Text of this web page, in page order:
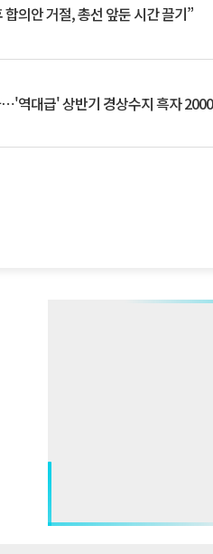
의안 거절, 총선 앞둔 시간 끌기”
역대급' 상반기 경상수지 흑자